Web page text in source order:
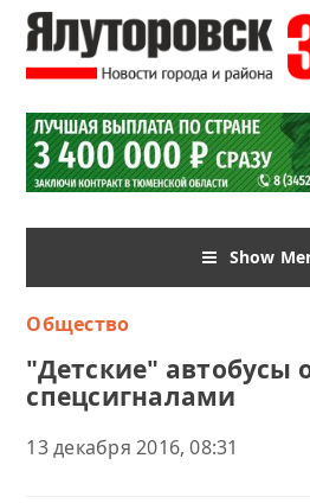
Show
Общество
"Детские" автобусы
спецсигналами
13 декабря 2016, 08:31